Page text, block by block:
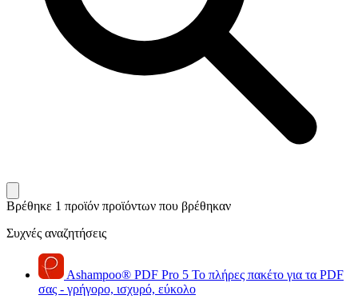
Βρέθηκε 1 προϊόν προϊόντων που βρέθηκαν
Συχνές αναζητήσεις
Ashampoo® PDF Pro 5 Το πλήρες πακέτο για τα PDF
σας - γρήγορο, ισχυρό, εύκολο